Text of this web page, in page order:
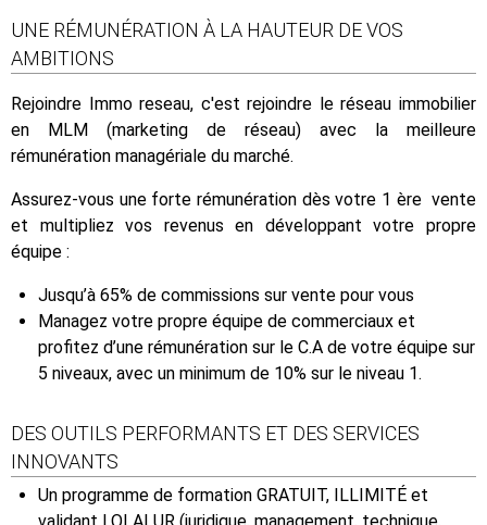
UNE RÉMUNÉRATION À LA HAUTEUR DE VOS
AMBITIONS
Rejoindre Immo reseau, c'est rejoindre le réseau immobilier
en MLM (marketing de réseau) avec la meilleure
rémunération managériale du marché.
Assurez-vous une forte rémunération dès votre 1 ère vente
et multipliez vos revenus en développant votre propre
équipe :
Jusqu’à 65% de commissions sur vente pour vous
Managez votre propre équipe de commerciaux et
profitez d’une rémunération sur le C.A de votre équipe sur
5 niveaux, avec un minimum de 10% sur le niveau 1.
DES OUTILS PERFORMANTS ET DES SERVICES
INNOVANTS
Un programme de formation GRATUIT, ILLIMITÉ et
validant LOI ALUR (juridique, management, technique,